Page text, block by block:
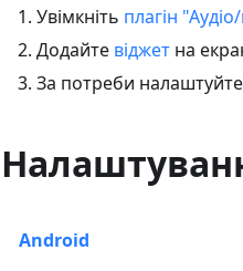
Увімкніть плагін
Додайте віджет на
За потреби налаштуйте
Android